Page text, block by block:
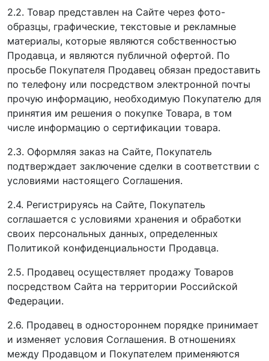
2.2. Товар представлен на Сайте через фото-
образцы, графические, текстовые и рекламные
материалы, которые являются собственностью
Продавца, и являются публичной офертой. По
просьбе Покупателя Продавец обязан предоставить
по телефону или посредством электронной почты
прочую информацию, необходимую Покупателю для
принятия им решения о покупке Товара, в том
числе информацию о сертификации товара.
2.3. Оформляя заказ на Сайте, Покупатель
подтверждает заключение сделки в соответствии с
условиями настоящего Соглашения.
2.4. Регистрируясь на Сайте, Покупатель
соглашается с условиями хранения и обработки
своих персональных данных, определенных
Политикой конфиденциальности Продавца.
2.5. Продавец осуществляет продажу Товаров
посредством Сайта на территории Российской
Федерации.
2.6. Продавец в одностороннем порядке принимает
и изменяет условия Соглашения. В отношениях
между Продавцом и Покупателем применяются